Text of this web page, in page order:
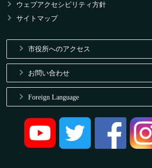
ウェブアクセシビリティ方針
サイトマップ
市役所へのアクセス
お問い合わせ
Foreign Language